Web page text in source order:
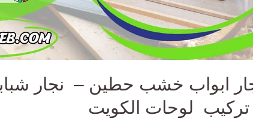
ابواب خشب حطين – نجار
لوحات الكويت